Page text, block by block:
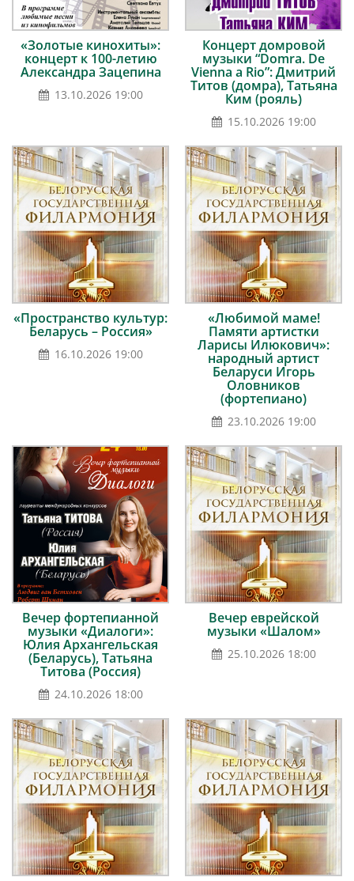
«Золотые кинохиты»:
концерт к 100-летию
Александра Зацепина
13.10.2026 19:00
Концерт домровой
музыки “Domra. De
Vienna a Rio”: Дмитрий
Титов (домра), Татьяна
Ким (рояль)
15.10.2026 19:00
«Пространство культур:
Беларусь – Россия»
16.10.2026 19:00
«Любимой маме!
Памяти артистки
Ларисы Илюкович»:
народный артист
Беларуси Игорь
Оловников
(фортепиано)
23.10.2026 19:00
Вечер фортепианной
музыки «Диалоги»:
Юлия Архангельская
(Беларусь), Татьяна
Титова (Россия)
24.10.2026 18:00
Вечер еврейской
музыки «Шалом»
25.10.2026 18:00